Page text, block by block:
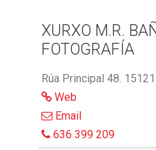
XURXO M.R.
FOTOGRAFÍA
Rúa Principal 48.
Web
Email
636 399 209